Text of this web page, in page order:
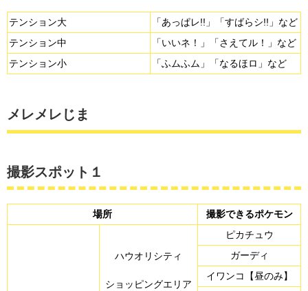
テンション大
「あっぱレ!!」「すばらシ!!」など
テンション中
「いいネ！」「さえてル！」など
テンション小
「ふムふム」「なるほロ」など
メレメレじま
撮影スポット１
場所 撮影できるポケモン
ハウオリシティ
ショッピングエリア
ピカチュウ
ガーディ
イワンコ【昼のみ】